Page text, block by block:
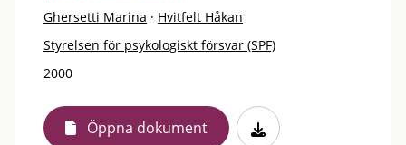
Ghersetti Marina · Hvitfelt Håkan
Styrelsen för psykologiskt försvar (SPF)
2000
Öppna dokument